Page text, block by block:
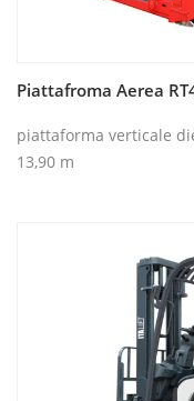
Piattafroma Aerea
piattaforma verticale
13,90 m